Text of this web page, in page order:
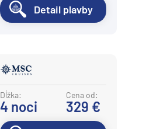
Detail plavby
Dĺžka:
4 noci
Cena od:
329 €